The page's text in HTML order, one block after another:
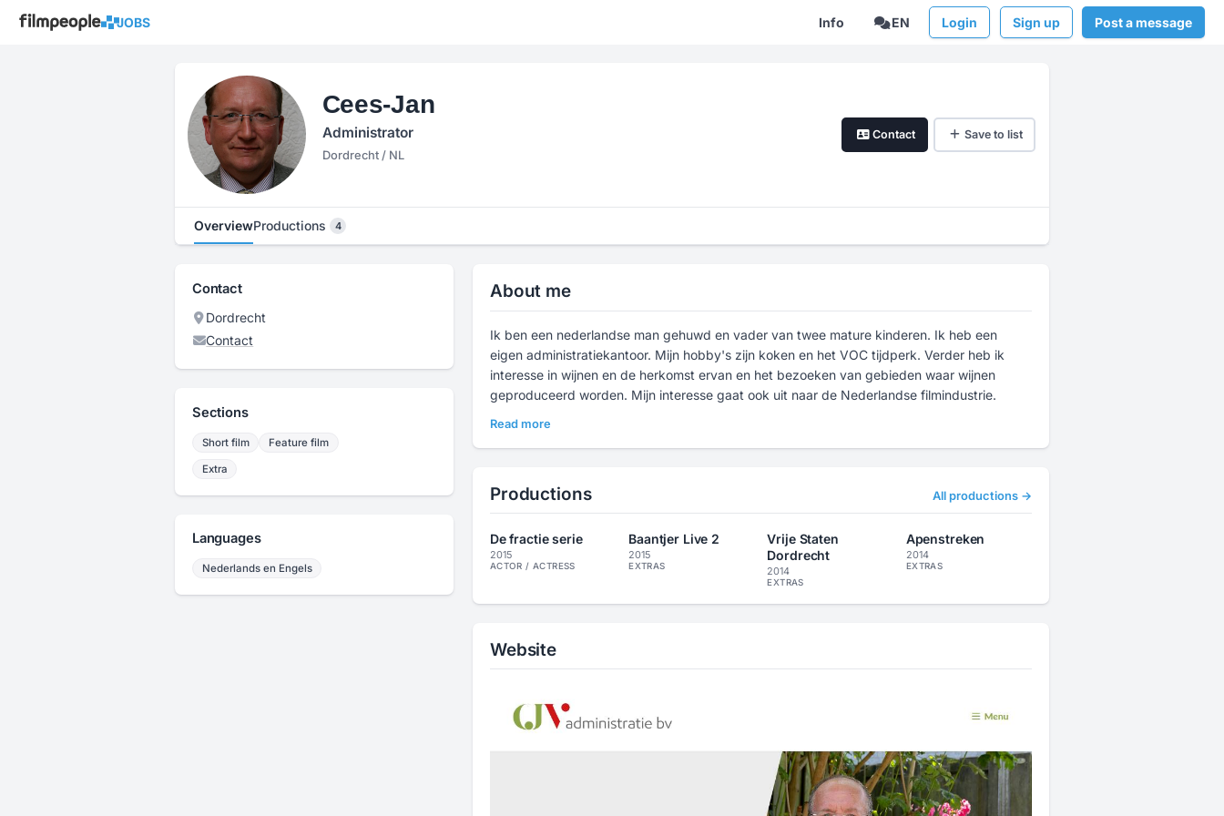
JOBS Info EN Login Sign up Post a message
Cees-Jan
Administrator
Dordrecht / NL
Contact Save to list
OverviewProductions 4
Contact
Dordrecht
Contact
Sections
Short film Feature film
Extra
Languages
Nederlands en Engels
About me
Ik ben een nederlandse man gehuwd en vader van twee mature kinderen. Ik heb een
eigen administratiekantoor. Mijn hobby's zijn koken en het VOC tijdperk. Verder heb ik
interesse in wijnen en de herkomst ervan en het bezoeken van gebieden waar wijnen
geproduceerd worden. Mijn interesse gaat ook uit naar de Nederlandse filmindustrie.
Read more
Productions All productions →
De fractie serie
2015
ACTOR / ACTRESS
Baantjer Live 2
2015
EXTRAS
Vrije Staten
Dordrecht
2014
EXTRAS
Apenstreken
2014
EXTRAS
Website